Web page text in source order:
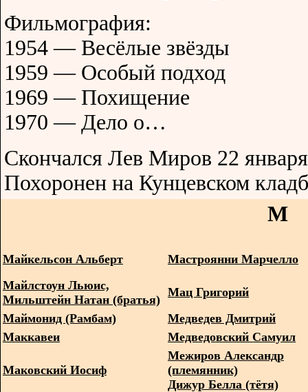
Фильмография:
1954 — Весёлые звёзды
1959 — Особый подход
1969 — Похищение
1970 — Дело о…
Скончался Лев Миров 22
Похоронен на Кунцевском
М
Майкельсон Альберт
Мастроянни Марчелло
Майлстоун Льюис,
Мильштейн Натан (братья)
Мац Григорий
Маймонид (Рамбам)
Медведев Дмитрий
Маккавеи
Медведовский Самуил
Маковский Иосиф
Межиров Александр
(племянник)
Дижур Белла (тётя)